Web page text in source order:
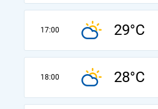
17:00 29°C
18:00 28°C